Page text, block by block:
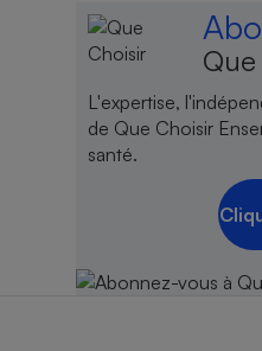
L'expertise,
de Que Choisir
santé.